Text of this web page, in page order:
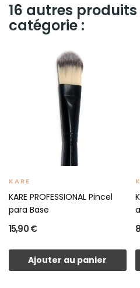
16 autres
catégorie :
KARE
KARE PROFESSIONAL Pincel
para Base
15,90 €
Ajouter au panier